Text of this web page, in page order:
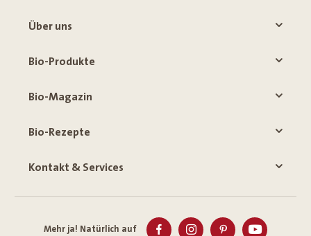
Über uns
Bio-Produkte
Bio-Magazin
Bio-Rezepte
Kontakt & Services
Mehr ja! Natürlich auf